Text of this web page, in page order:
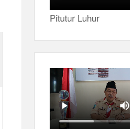
Pitutur Luhur